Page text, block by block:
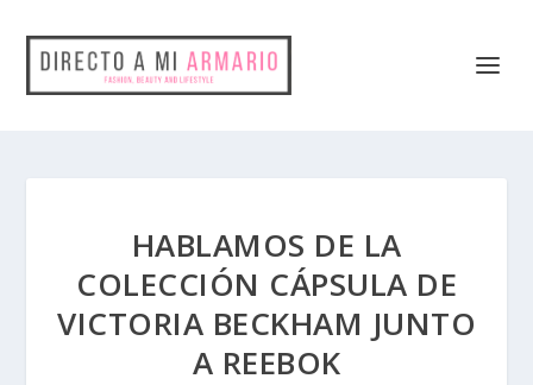
HABLAMOS DE LA
COLECCIÓN CÁPSULA DE
VICTORIA BECKHAM JUNTO
A REEBOK